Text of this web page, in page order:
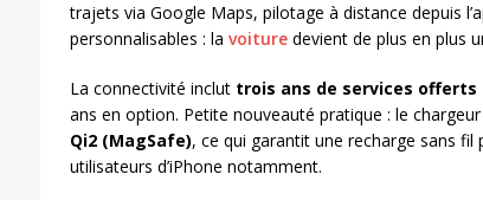
trajets via Google Maps, pilotage à distance depuis
personnalisables : la voiture devient de plus en plus
La connectivité inclut trois ans de services offerts
ans en option. Petite nouveauté pratique : le
Qi2 (MagSafe), ce qui garantit une recharge sans
utilisateurs d’iPhone notamment.